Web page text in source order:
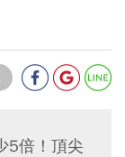
5倍！頂尖